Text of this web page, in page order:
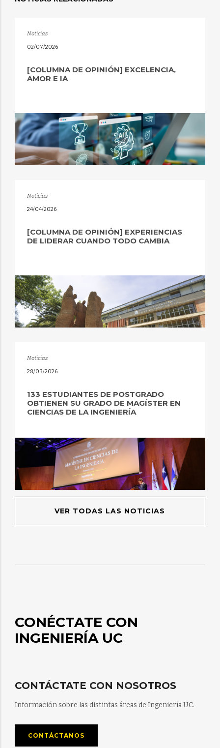
Noticias
02/07/2026
[COLUMNA DE OPINIÓN] EXCELENCIA,
AMOR E IA
Noticias
24/04/2026
[COLUMNA DE OPINIÓN] EXPERIENCIAS
DE LIDERAR CUANDO TODO CAMBIA
Noticias
28/03/2026
133 ESTUDIANTES DE POSTGRADO
OBTIENEN SU GRADO DE MAGÍSTER EN
CIENCIAS DE LA INGENIERÍA
VER TODAS LAS NOTICIAS
CONÉCTATE CON
INGENIERÍA UC
CONTÁCTATE CON NOSOTROS
Información sobre las distintas áreas de Ingeniería UC.
CONTÁCTANOS